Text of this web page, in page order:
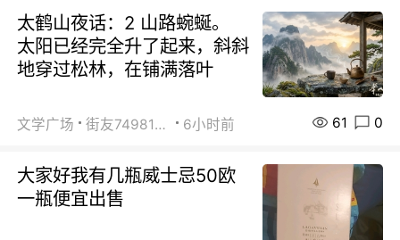
太鹤山夜话：2 山路蜿蜒。
太阳已经完全升了起来，斜斜
地穿过松林，在铺满落叶
文学广场 街友74981146 6小时前 61 0
大家好我有几瓶威士忌50欧
一瓶便宜出售